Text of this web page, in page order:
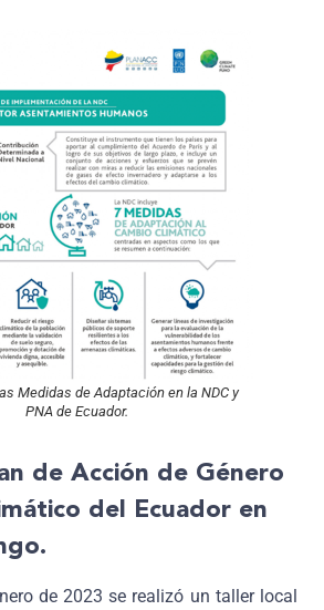
Medidas de Adaptación en la NDC y
PNA de Ecuador.
de Acción de Género
del Ecuador en
de 2023 se realizó un taller local